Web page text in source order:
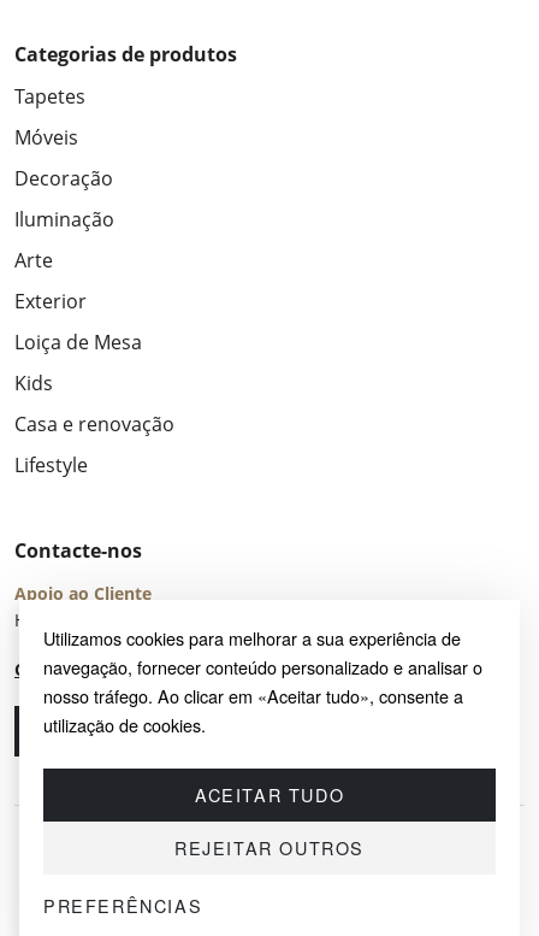
Utilizamos cookies para melhorar a sua experiência de
navegação, fornecer conteúdo personalizado e analisar o
nosso tráfego. Ao clicar em «Aceitar tudo», consente a
utilização de cookies.
ACEITAR TUDO
REJEITAR OUTROS
PREFERÊNCIAS
Categorias de produtos
Tapetes
Móveis
Decoração
Iluminação
Arte
Exterior
Loiça de Mesa
Kids
Casa e renovação
Lifestyle
Contacte-nos
Apoio ao Cliente
Horário de Atendimento: seg – sex 8:00 – 16:00 (UTC+2)
Centro de Ajuda
Ligue-nos
© 2026 SAYRUG OÜ · KESKLINNA LINNAOSA, AHTRI TN 12, 10151, TALLINN,